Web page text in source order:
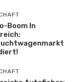
Boom In